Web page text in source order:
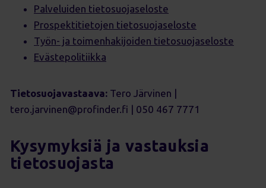
Palveluiden tietosuojaseloste
Prospektitietojen tietosuojaseloste
Työn- ja toimenhakijoiden tietosuojaseloste
Evästepolitiikka
Tietosuojavastaava: Tero Järvinen |
tero.jarvinen@profinder.fi | 050 467 7771
Kysymyksiä ja vastauksia
tietosuojasta